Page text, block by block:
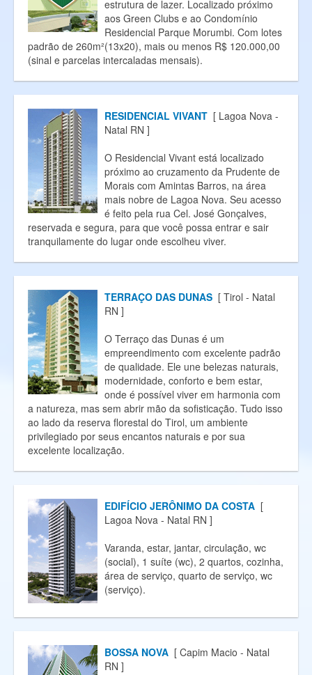
estrutura de lazer. Localizado próximo
aos Green Clubs e ao Condomínio
Residencial Parque Morumbi. Com lotes
padrão de 260m²(13x20), mais ou menos R$ 120.000,00
(sinal e parcelas intercaladas mensais).
RESIDENCIAL VIVANT [ Lagoa Nova -
Natal RN ]
O Residencial Vivant está localizado
próximo ao cruzamento da Prudente de
Morais com Amintas Barros, na área
mais nobre de Lagoa Nova. Seu acesso
é feito pela rua Cel. José Gonçalves,
reservada e segura, para que você possa entrar e sair
tranquilamente do lugar onde escolheu viver.
TERRAÇO DAS DUNAS [ Tirol - Natal
RN ]
O Terraço das Dunas é um
empreendimento com excelente padrão
de qualidade. Ele une belezas naturais,
modernidade, conforto e bem estar,
onde é possível viver em harmonia com
a natureza, mas sem abrir mão da sofisticação. Tudo isso
ao lado da reserva florestal do Tirol, um ambiente
privilegiado por seus encantos naturais e por sua
excelente localização.
EDIFÍCIO JERÔNIMO DA COSTA [
Lagoa Nova - Natal RN ]
Varanda, estar, jantar, circulação, wc
(social), 1 suíte (wc), 2 quartos, cozinha,
área de serviço, quarto de serviço, wc
(serviço).
BOSSA NOVA [ Capim Macio - Natal
RN ]